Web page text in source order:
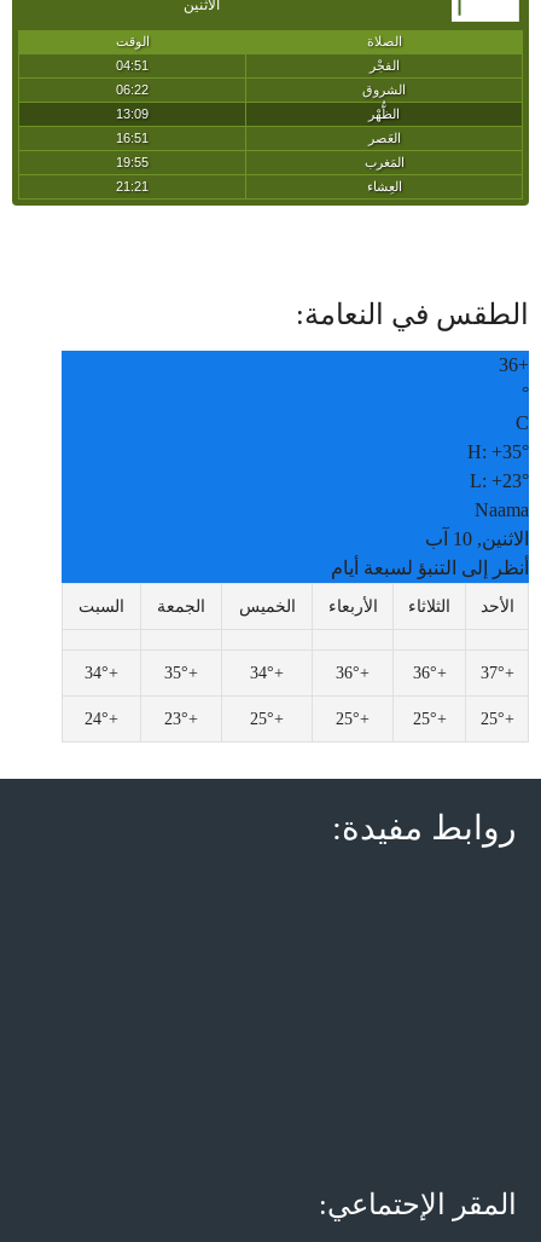
الطقس في النعامة:
+
36
°
C
H: +35°
L: +23°
Naama
الاثنين, 10 آب
أنظر إلى التنبؤ لسبعة أيام
الأحد الثلاثاء الأربعاء الخميس الجمعة السبت
+
37°
+
36°
+
36°
+
34°
+
35°
+
34°
+
25°
+
25°
+
25°
+
25°
+
23°
+
24°
روابط مفيدة:
المقر الإحتماعي: